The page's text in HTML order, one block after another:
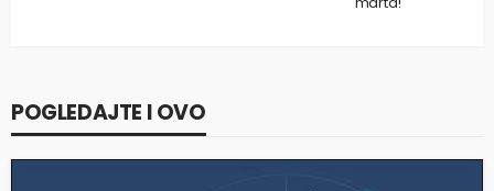
POGLEDAJTE I OVO